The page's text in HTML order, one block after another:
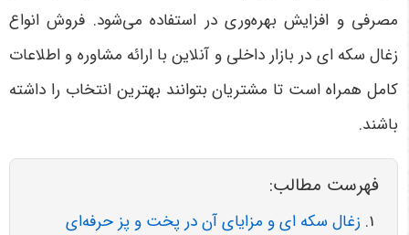
مصرفی و افزایش بهره‌وری در استفاده می‌شود. فروش انواع
زغال سکه ای در بازار داخلی و آنلاین با ارائه مشاوره و اطلاعات
کامل همراه است تا مشتریان بتوانند بهترین انتخاب را داشته
باشند.
فهرست مطالب:
زغال سکه ای و مزایای آن در پخت و پز حرفه‌ای